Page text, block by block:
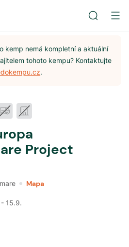
kemp nemá kompletní a aktuální
tohoto kempu? Kontaktujte
.
Project
Mapa
- 15.9.